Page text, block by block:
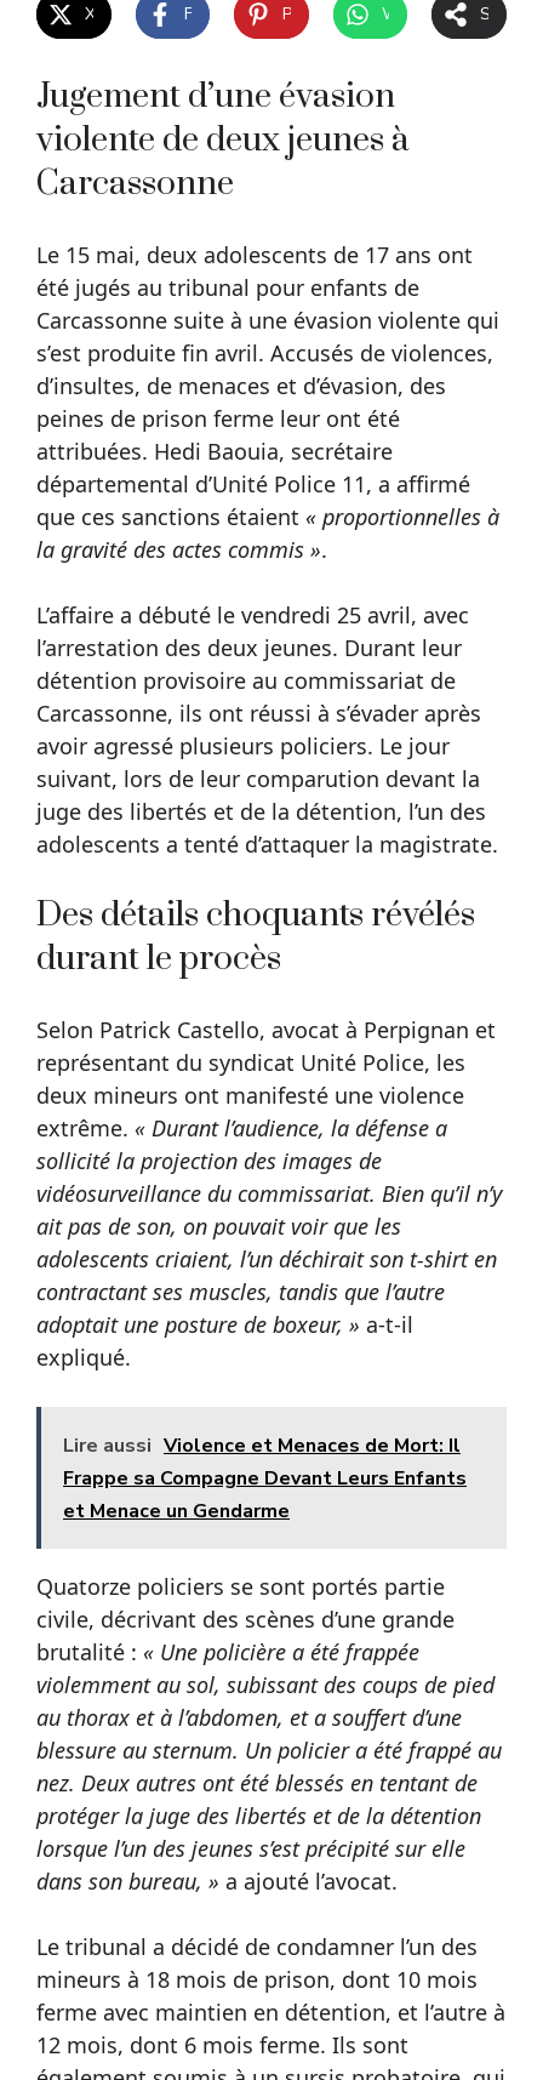
WhatsApp
Jugement d’une évasion
violente de deux jeunes à
Carcassonne
Le 15 mai, deux adolescents de 17 ans ont
été jugés au tribunal pour enfants de
Carcassonne suite à une évasion violente qui
s’est produite fin avril. Accusés de violences,
d’insultes, de menaces et d’évasion, des
peines de prison ferme leur ont été
attribuées. Hedi Baouia, secrétaire
départemental d’Unité Police 11, a affirmé
que ces sanctions étaient « proportionnelles à
la gravité des actes commis ».
L’affaire a débuté le vendredi 25 avril, avec
l’arrestation des deux jeunes. Durant leur
détention provisoire au commissariat de
Carcassonne, ils ont réussi à s’évader après
avoir agressé plusieurs policiers. Le jour
suivant, lors de leur comparution devant la
juge des libertés et de la détention, l’un des
adolescents a tenté d’attaquer la magistrate.
Des détails choquants révélés
durant le procès
Selon Patrick Castello, avocat à Perpignan et
représentant du syndicat Unité Police, les
deux mineurs ont manifesté une violence
extrême. « Durant l’audience, la défense a
sollicité la projection des images de
vidéosurveillance du commissariat. Bien qu’il n’y
ait pas de son, on pouvait voir que les
adolescents criaient, l’un déchirait son t-shirt en
contractant ses muscles, tandis que l’autre
adoptait une posture de boxeur, » a-t-il
expliqué.
Lire aussi Violence et Menaces de Mort: Il
Frappe sa Compagne Devant Leurs Enfants
et Menace un Gendarme
Quatorze policiers se sont portés partie
civile, décrivant des scènes d’une grande
brutalité : « Une policière a été frappée
violemment au sol, subissant des coups de pied
au thorax et à l’abdomen, et a souffert d’une
blessure au sternum. Un policier a été frappé au
nez. Deux autres ont été blessés en tentant de
protéger la juge des libertés et de la détention
lorsque l’un des jeunes s’est précipité sur elle
dans son bureau, » a ajouté l’avocat.
Le tribunal a décidé de condamner l’un des
mineurs à 18 mois de prison, dont 10 mois
ferme avec maintien en détention, et l’autre à
12 mois, dont 6 mois ferme. Ils sont